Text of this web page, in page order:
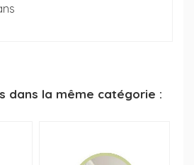
dans la même catégorie :